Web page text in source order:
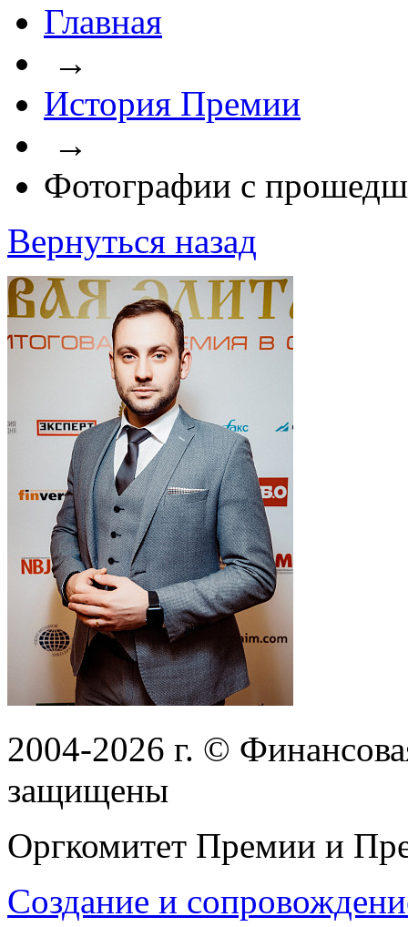
Главная
→
История Премии
→
Фотографии с
Вернуться назад
2004-2026 г. ©
защищены
Оргкомитет Премии и
Создание и